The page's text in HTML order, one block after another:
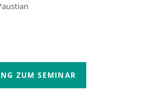
ZUM SEMINAR